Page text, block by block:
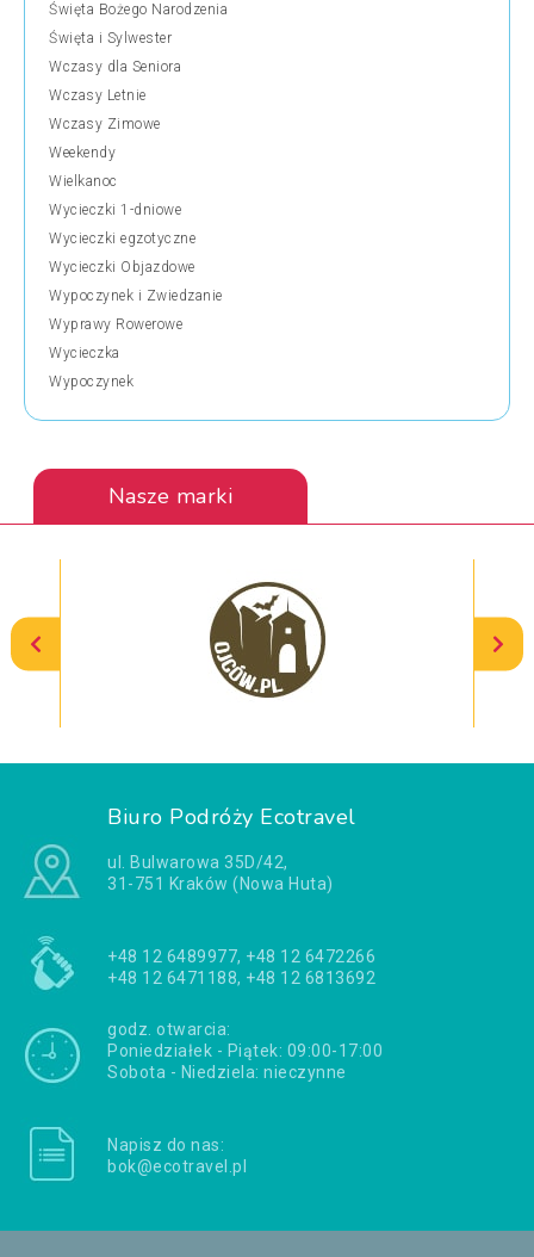
Święta Bożego Narodzenia
Święta i Sylwester
Wczasy dla Seniora
Wczasy Letnie
Wczasy Zimowe
Weekendy
Wielkanoc
Wycieczki 1-dniowe
Wycieczki egzotyczne
Wycieczki Objazdowe
Wypoczynek i Zwiedzanie
Wyprawy Rowerowe
Wycieczka
Wypoczynek
Nasze marki
Biuro Podróży Ecotravel
ul. Bulwarowa 35D/42,
31-751 Kraków (Nowa Huta)
+48 12 6489977, +48 12 6472266
+48 12 6471188, +48 12 6813692
godz. otwarcia:
Poniedziałek - Piątek: 09:00-17:00
Sobota - Niedziela: nieczynne
Napisz do nas:
bok@ecotravel.pl